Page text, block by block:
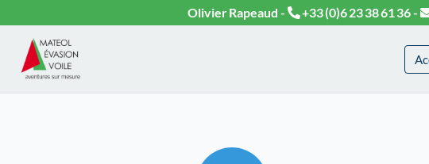
Olivier Rapeaud - +33 (0)6 23 38 61 36-